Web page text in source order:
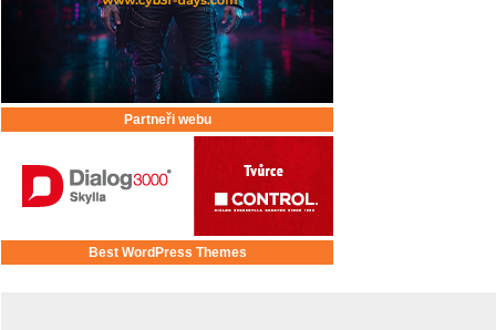
Partneři webu
Best WordPress Themes